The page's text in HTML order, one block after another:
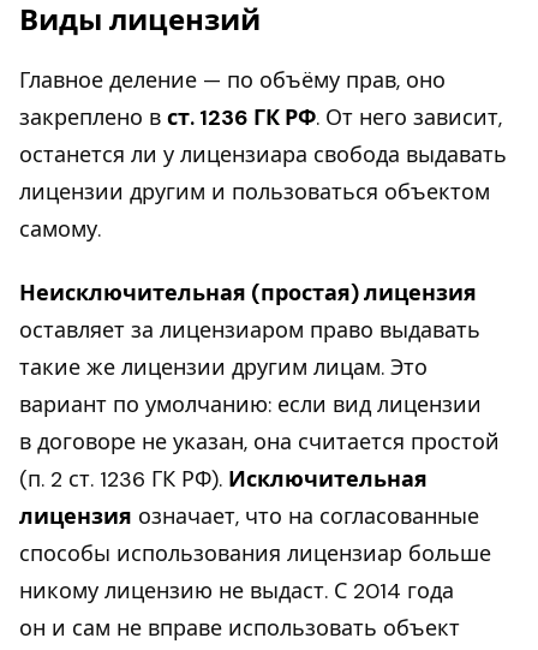
Виды лицензий
Главное деление — по объёму прав, оно
закреплено в ст. 1236 ГК РФ. От него зависит,
останется ли у лицензиара свобода выдавать
лицензии другим и пользоваться объектом
самому.
Неисключительная (простая) лицензия
оставляет за лицензиаром право выдавать
такие же лицензии другим лицам. Это
вариант по умолчанию: если вид лицензии
в договоре не указан, она считается простой
(п. 2 ст. 1236 ГК РФ). Исключительная
лицензия означает, что на согласованные
способы использования лицензиар больше
никому лицензию не выдаст. С 2014 года
он и сам не вправе использовать объект